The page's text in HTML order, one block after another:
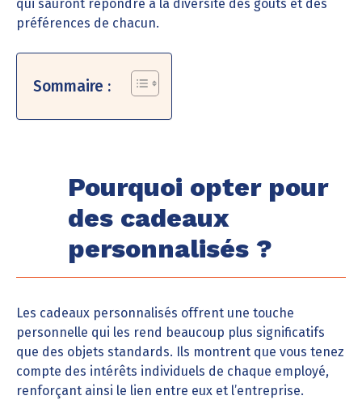
qui sauront répondre à la diversité des goûts et des
préférences de chacun.
Sommaire :
Pourquoi opter pour
des cadeaux
personnalisés ?
Les cadeaux personnalisés offrent une touche
personnelle qui les rend beaucoup plus significatifs
que des objets standards. Ils montrent que vous tenez
compte des intérêts individuels de chaque employé,
renforçant ainsi le lien entre eux et l’entreprise.